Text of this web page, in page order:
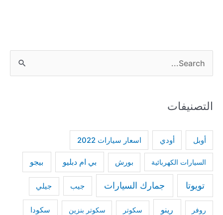
e
r
f
o
:
التصنيفات
أوبل أودي اسعار سيارات 2022
السيارات الكهربائية بورش بي ام دبليو بيجو
تويوتا جمارك السيارات جيب جيلي
روفر رينو سكوتر سكوتر بنزين سكودا